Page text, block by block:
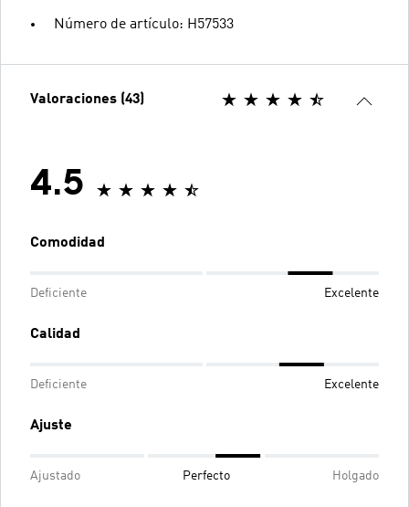
Número de artículo: H57533
Valoraciones (43)
4.5
Comodidad
Deficiente Excelente
Calidad
Deficiente Excelente
Ajuste
Ajustado Perfecto Holgado